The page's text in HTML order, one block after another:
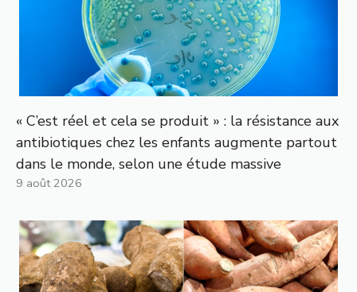
« C’est réel et cela se produit » : la résistance aux
antibiotiques chez les enfants augmente partout
dans le monde, selon une étude massive
9 août 2026